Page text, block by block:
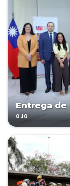
Entrega de
OJO